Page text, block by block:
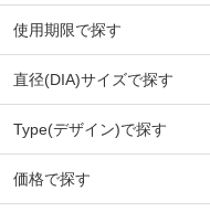
使用期限で探す
直径(DIA)サイズで探す
Type(デザイン)で探す
価格で探す